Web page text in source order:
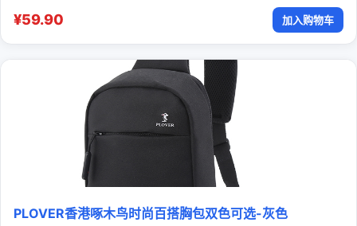
¥59.90 加入购物车
PLOVER香港啄木鸟时尚百搭胸包双色可选-灰色